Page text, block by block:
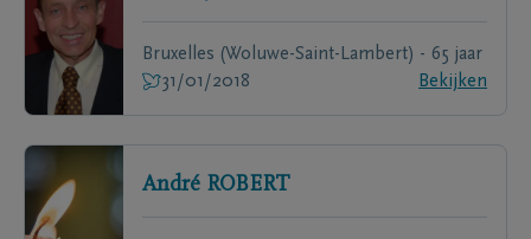
Bruxelles (Woluwe-Saint-Lambert) - 65 jaar
31/01/2018
Bekijken
André ROBERT